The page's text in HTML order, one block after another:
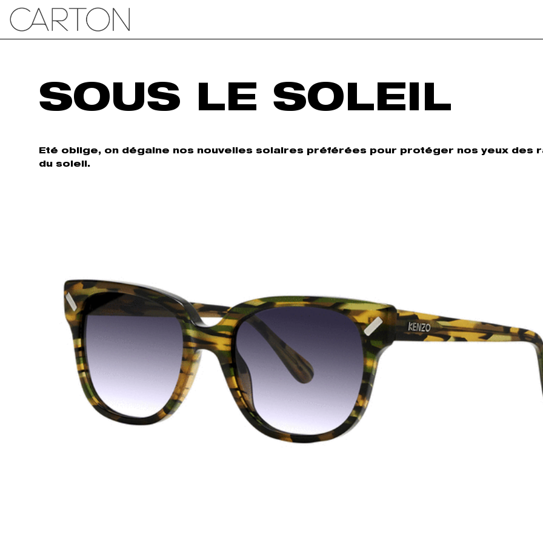
SOUS LE SOLEIL
Eté oblige, on dégaine nos nouvelles solaires préférées pour protéger nos yeux des
du soleil.